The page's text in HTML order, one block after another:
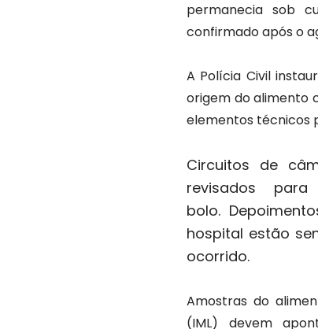
permanecia sob
confirmado após o
A Polícia Civil
origem do alimento
elementos técnicos
Circuitos de
revisados
bolo.
hospital estão
ocorrido.
Amostras do
(IML) devem